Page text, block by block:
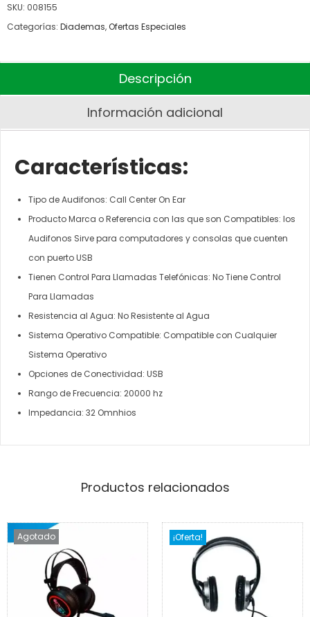
SKU: 008155
Categorías: Diademas,Ofertas Especiales
Descripción
Información adicional
Características:
Tipo de Audifonos: Call Center On Ear
Producto Marca o Referencia con las que son Compatibles: los
Audifonos Sirve para computadores y consolas que cuenten
con puerto USB
Tienen Control Para Llamadas Telefónicas: No Tiene Control
Para Llamadas
Resistencia al Agua: No Resistente al Agua
Sistema Operativo Compatible: Compatible con Cualquier
Sistema Operativo
Opciones de Conectividad: USB
Rango de Frecuencia: 20000 hz
Impedancia: 32 Omnhios
Productos relacionados
Agotado ¡Oferta!